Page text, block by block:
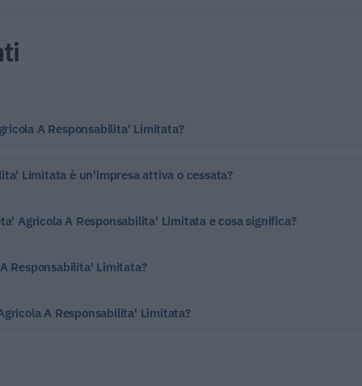
A Responsabilita' Limitata?
Limitata è un'impresa attiva o cessata?
Agricola A Responsabilita' Limitata e cosa significa?
Responsabilita' Limitata?
A Responsabilita' Limitata?